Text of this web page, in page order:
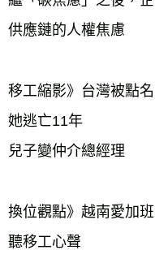
供應鏈的人權焦慮
移工縮影》台灣被點
她逃亡11年
兒子變仲介總經理
換位觀點》越南愛加
聽移工心聲